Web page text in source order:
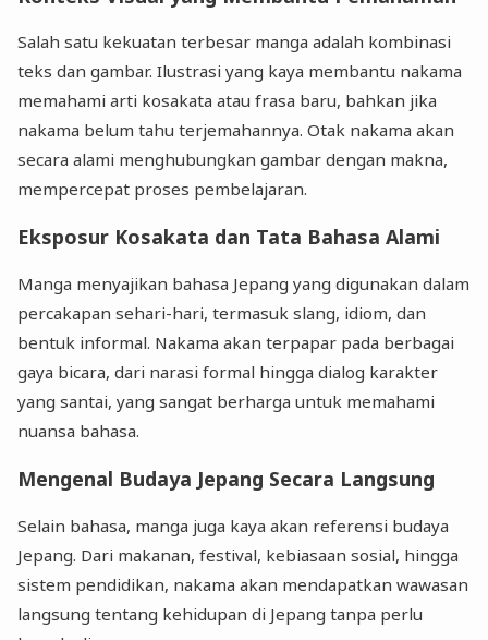
Salah satu kekuatan terbesar manga adalah kombinasi
teks dan gambar. Ilustrasi yang kaya membantu nakama
memahami arti kosakata atau frasa baru, bahkan jika
nakama belum tahu terjemahannya. Otak nakama akan
secara alami menghubungkan gambar dengan makna,
mempercepat proses pembelajaran.
Eksposur Kosakata dan Tata Bahasa Alami
Manga menyajikan bahasa Jepang yang digunakan dalam
percakapan sehari-hari, termasuk slang, idiom, dan
bentuk informal. Nakama akan terpapar pada berbagai
gaya bicara, dari narasi formal hingga dialog karakter
yang santai, yang sangat berharga untuk memahami
nuansa bahasa.
Mengenal Budaya Jepang Secara Langsung
Selain bahasa, manga juga kaya akan referensi budaya
Jepang. Dari makanan, festival, kebiasaan sosial, hingga
sistem pendidikan, nakama akan mendapatkan wawasan
langsung tentang kehidupan di Jepang tanpa perlu